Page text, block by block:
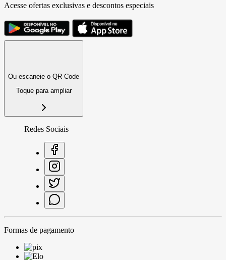
Acesse ofertas exclusivas e descontos especiais
Ou escaneie o QR Code
Toque para ampliar
Redes Sociais
Formas de pagamento